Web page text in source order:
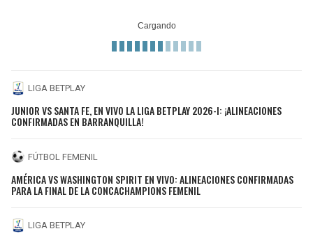
LIGA BETPLAY
JUNIOR VS SANTA FE, EN VIVO LA LIGA BETPLAY 2026-I: ¡ALINEACIONES
CONFIRMADAS EN BARRANQUILLA!
FÚTBOL FEMENIL
AMÉRICA VS WASHINGTON SPIRIT EN VIVO: ALINEACIONES CONFIRMADAS
PARA LA FINAL DE LA CONCACHAMPIONS FEMENIL
LIGA BETPLAY